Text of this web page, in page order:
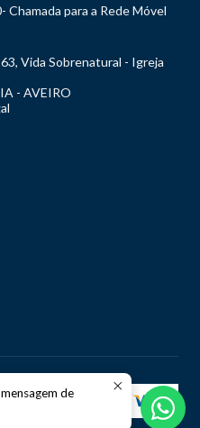
Chamada para a Rede Móvel
Vida Sobrenatural - Igreja
- AVEIRO
de